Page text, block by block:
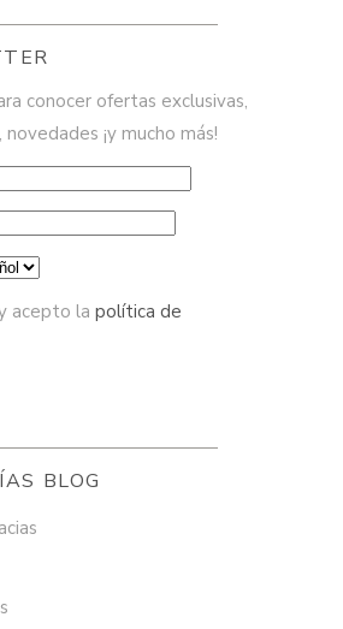
conocer ofertas exclusivas,
¡y mucho más!
acepto la política de
BLOG